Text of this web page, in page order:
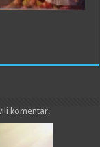
komentar.